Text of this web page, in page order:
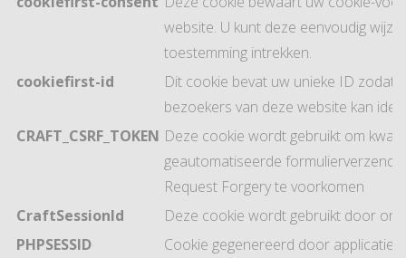
website. U kunt deze eenvoudig
toestemming intrekken.
cookiefirst-id
Dit cookie bevat uw unieke ID zodat
bezoekers van deze website kan
CRAFT_CSRF_TOKEN Deze cookie wordt gebruikt om
geautomatiseerde
Request Forgery te voorkomen
CraftSessionId
Deze cookie wordt gebruikt door ons
PHPSESSID
Cookie gegenereerd door